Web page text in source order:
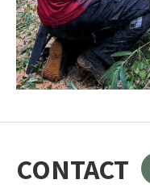
CONTACT